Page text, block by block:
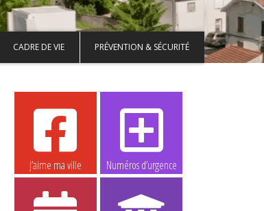
CADRE DE VIE PRÉVENTION & SÉCURITÉ
J’aime ma ville Numéros d’urgence